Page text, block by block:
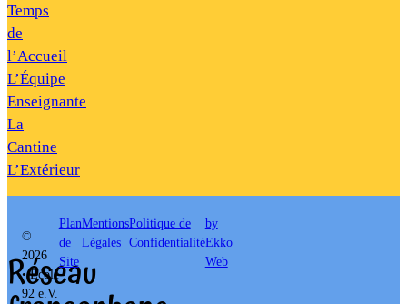
Temps
de
l’Accueil
L’Équipe
Enseignante
La
Cantine
L’Extérieur
Réseau
©
2026
• École
92 e.V.
Plan
de
Site
Mentions
Légales
Politique de
Confidentialité
by
Ekko
Web